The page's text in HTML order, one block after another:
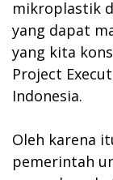
mikroplastik
yang dapat
yang kita
Project
Indonesia.
Oleh karena
pemerintah